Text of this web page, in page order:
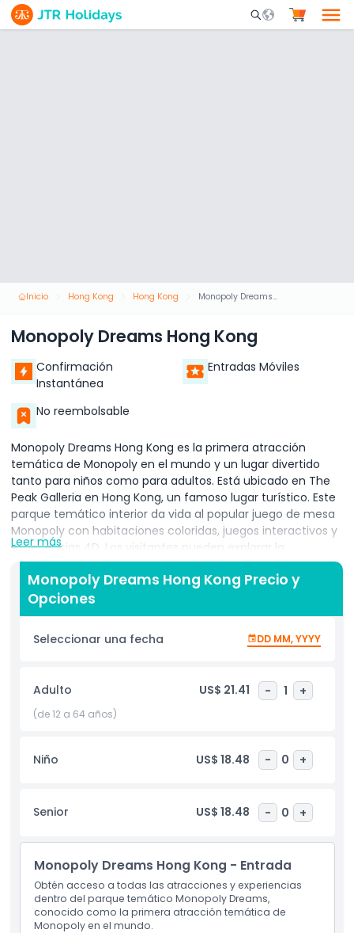
Mobile Search
Inicio Hong Kong Hong Kong Monopoly Dreams Hong Kong
Monopoly Dreams Hong Kong
Confirmación
Instantánea
Entradas Móviles
No reembolsable
Monopoly Dreams Hong Kong es la primera atracción
temática de Monopoly en el mundo y un lugar divertido
tanto para niños como para adultos. Está ubicado en The
Peak Galleria en Hong Kong, un famoso lugar turístico. Este
parque temático interior da vida al popular juego de mesa
Monopoly con habitaciones coloridas, juegos interactivos y
experiencias 4D. Los visitantes pueden explorar la
residencia secreta de Mr. Monopoly, ganar dinero falso en la
Sala Bancaria e incluso girar la Ruleta de la Fortuna para
sorpresas. El lugar está lleno de espacios para fotos y
actividades emocionantes que te hacen sentir como si
estuvieras dentro del verdadero mundo de Monopoly.
Muchas personas visitan Monopoly Dreams Hong Kong para
para turistas. La atracción combina el turismo en Hong
Kong con entretenimiento, siendo una excelente opción
para viajeros que quieren disfrutar algo único. También
tienda de regalos para recordar tu visita. Con su diseño
creativo y zonas llenas de diversión, Monopoly Dreams
Aspectos Destacados
Inclusiones
Leer más
Monopoly Dreams Hong Kong Precio y
Opciones
Seleccionar una fecha DD MM, YYYY
Adulto US$ 21.41 - 1 +
(de 12 a 64 años)
Niño US$ 18.48 - 0 +
Senior US$ 18.48 - 0 +
Monopoly Dreams Hong Kong - Entrada
Obtén acceso a todas las atracciones y experiencias
dentro del parque temático Monopoly Dreams,
conocido como la primera atracción temática de
Monopoly en el mundo.